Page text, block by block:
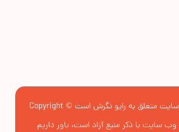
تمام حقوق این وب‌سایت متعلق به رایو نگرش است © Copyright
سایت با ذکر منبع آزاد است، باور داریم